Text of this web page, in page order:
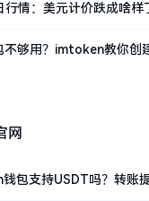
行情：美元计价跌成啥样
不够用？imtoken教你创
网
包支持USDT吗？转账